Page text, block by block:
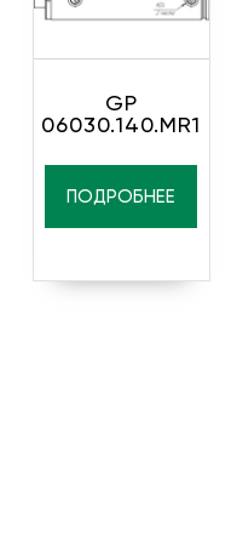
GP
06030.140.MR1
ПОДРОБНЕЕ